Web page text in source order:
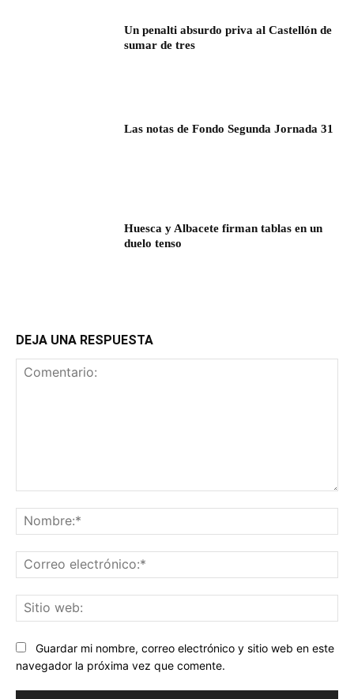
Un penalti absurdo priva al Castellón de
sumar de tres
Las notas de Fondo Segunda Jornada 31
Huesca y Albacete firman tablas en un
duelo tenso
DEJA UNA RESPUESTA
Guardar mi nombre, correo electrónico y sitio web en este
navegador la próxima vez que comente.